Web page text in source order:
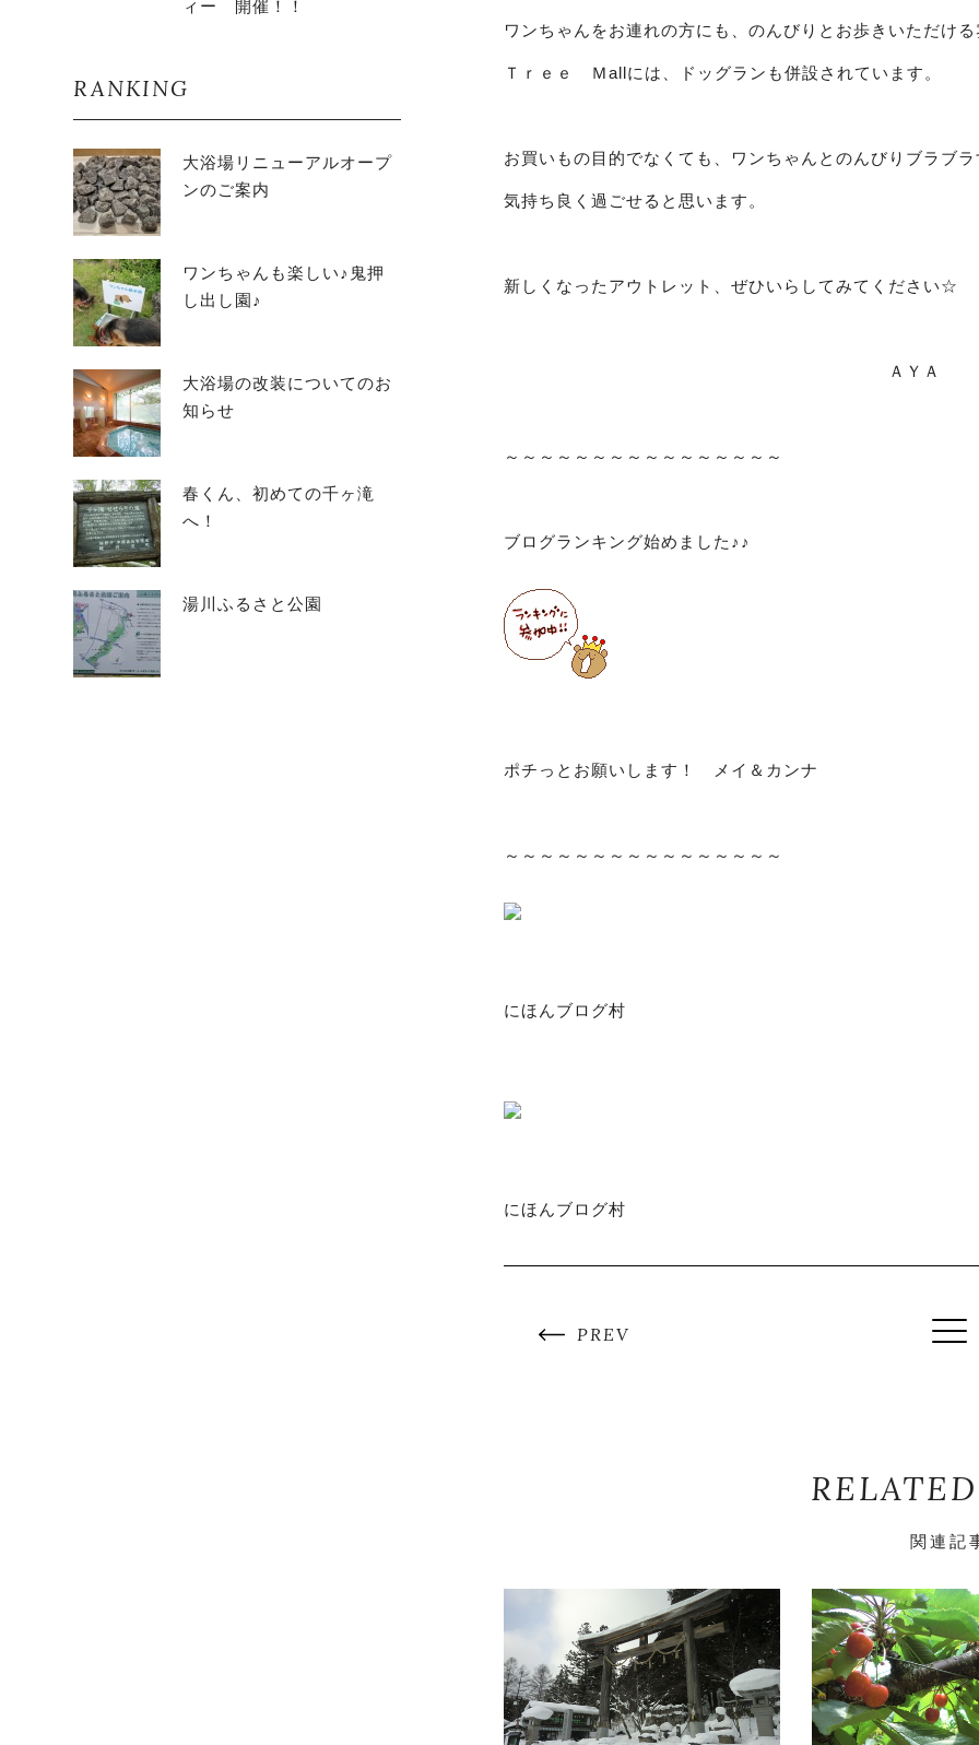
ワンちゃんをお連れの方にも、のんびりとお歩きいただけ
Ｔｒｅｅ Ｍallには、ドッグランも併設されています。
お買いもの目的でなくても、ワンちゃんとのんびりブラブ
気持ち良く過ごせると思います。
新しくなったアウトレット、ぜひいらしてみてください☆
ＡＹＡ
～～～～～～～～～～～～～～～～
ブログランキング始めました♪♪
ポチっとお願いします！ メイ＆カンナ
～～～～～～～～～～～～～～～～
にほんブログ村
にほんブログ村
PREV
関連記
ィー 開催！！
RANKING
大浴場リニューアルオープ
ンのご案内
ワンちゃんも楽しい♪鬼押
し出し園♪
大浴場の改装についてのお
知らせ
春くん、初めての千ヶ滝
へ！
湯川ふるさと公園